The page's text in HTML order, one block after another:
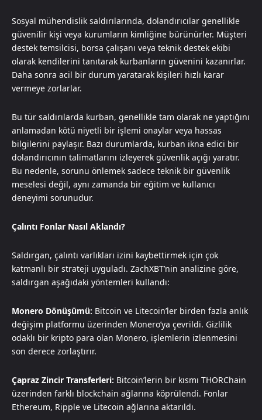
Sosyal mühendislik saldırılarında, dolandırıcılar genellikle
güvenilir kişi veya kurumların kimliğine bürünürler. Müşteri
destek temsilcisi, borsa çalışanı veya teknik destek ekibi
olarak kendilerini tanıtarak kurbanların güvenini kazanırlar.
Daha sonra acil bir durum yaratarak kişileri hızlı karar
vermeye zorlarlar.
Bu tür saldırılarda kurban, genellikle tam olarak ne yaptığını
anlamadan kötü niyetli bir işlemi onaylar veya hassas
bilgilerini paylaşır. Bazı durumlarda, kurban ikna edici bir
dolandırıcının talimatlarını izleyerek güvenlik açığı yaratır.
Bu nedenle, sorunu önlemek sadece teknik bir güvenlik
meselesi değil, aynı zamanda bir eğitim ve kullanıcı
deneyimi sorunudur.
Çalıntı Fonlar Nasıl Aklandı?
Saldırgan, çalıntı varlıkları izini kaybettirmek için çok
katmanlı bir strateji uyguladı. ZachXBT’nin analizine göre,
saldırgan aşağıdaki yöntemleri kullandı:
Monero Dönüşümü: Bitcoin ve Litecoin’ler birden fazla anlık
değişim platformu üzerinden Monero’ya çevrildi. Gizlilik
odaklı bir kripto para olan Monero, işlemlerin izlenmesini
son derece zorlaştırır.
Çapraz Zincir Transferleri: Bitcoin’lerin bir kısmı THORChain
üzerinden farklı blockchain ağlarına köprülendi. Fonlar
Ethereum, Ripple ve Litecoin ağlarına aktarıldı.